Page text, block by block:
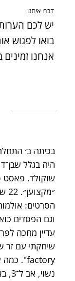
דברו איתנו
יש לכם
בואו לפגוש
אנחנו
בכיתה ב׳
היה בגלל
הסרטים:
עדיין מחכה
factory". כמה שהוא צדק.
נשוי, אב ל־3, באתי לרקוד.